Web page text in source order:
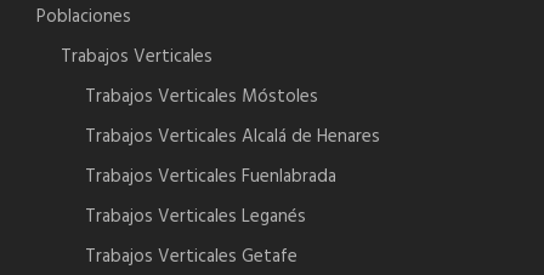
Poblaciones
Trabajos Verticales
Trabajos Verticales Móstoles
Trabajos Verticales Alcalá de Henares
Trabajos Verticales Fuenlabrada
Trabajos Verticales Leganés
Trabajos Verticales Getafe